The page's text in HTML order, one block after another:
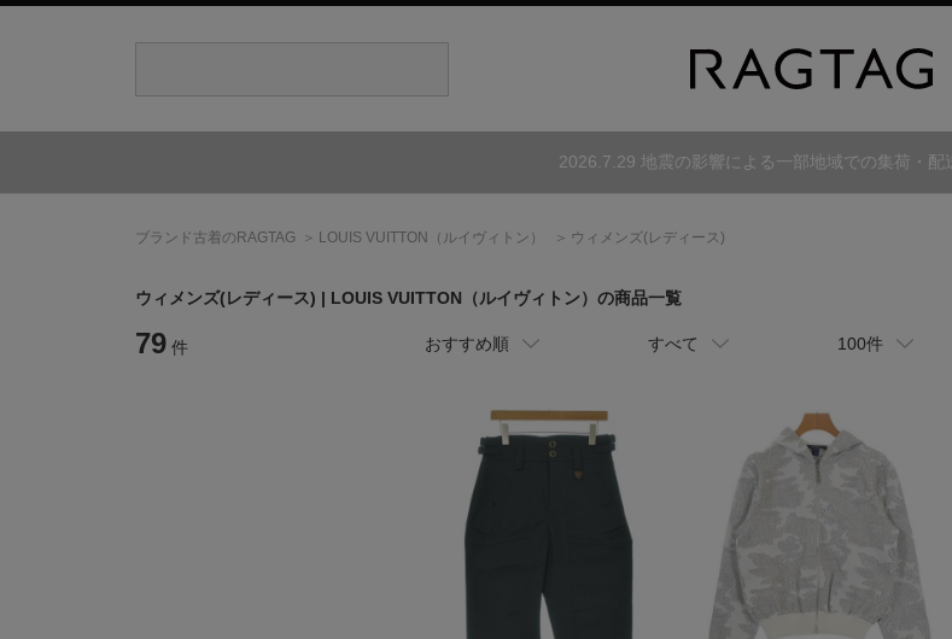
2026.7.29 地震の影響による一部地域での集荷・配
ブランド古着のRAGTAG LOUIS VUITTON （ルイヴィトン） ウィメンズ(レディース)
ウィメンズ(レディース) | LOUIS VUITTON （ルイヴィトン） の商品一覧
79 件 おすすめ順 すべて 100件